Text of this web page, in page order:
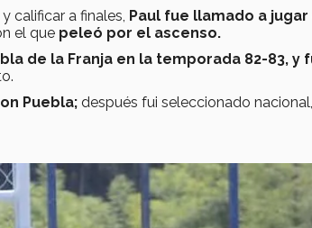
calificar a finales, Paul fue llamado a
el que peleó por el ascenso.
de la Franja en la temporada 82-83, y
Puebla; después fui seleccionado